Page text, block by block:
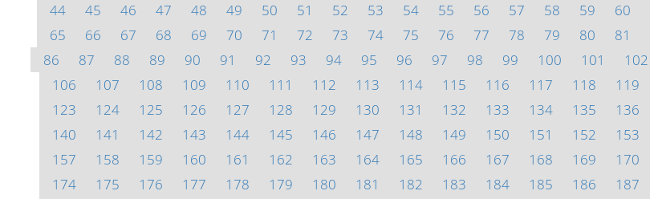
44
45 46 47 48 49 50 51 52 53 54 55 56 57 58 59 60
65
66 67 68 69 70 71 72 73 74 75 76 77 78 79 80 81
86
87 88 89 90 91 92 93 94 95 96 97 98 99 100 101 102
106
107 108 109 110 111 112 113 114 115 116 117 118 119
123
124 125 126 127 128 129 130 131 132 133 134 135 136
140
141 142 143 144 145 146 147 148 149 150 151 152 153
157
158 159 160 161 162 163 164 165 166 167 168 169 170
174
175 176 177 178 179 180 181 182 183 184 185 186 187